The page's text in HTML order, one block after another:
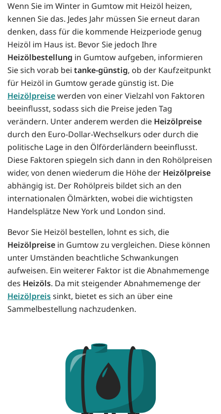
Wenn Sie im Winter in Gumtow mit Heizöl heizen,
kennen Sie das. Jedes Jahr müssen Sie erneut daran
denken, dass für die kommende Heizperiode genug
Heizöl im Haus ist. Bevor Sie jedoch Ihre
Heizölbestellung in Gumtow aufgeben, informieren
Sie sich vorab bei tanke-günstig, ob der Kaufzeitpunkt
für Heizöl in Gumtow gerade günstig ist. Die
Heizölpreisewerden von einer Vielzahl von Faktoren
beeinflusst, sodass sich die Preise jeden Tag
verändern. Unter anderem werden die Heizölpreise
durch den Euro-Dollar-Wechselkurs oder durch die
politische Lage in den Ölförderländern beeinflusst.
Diese Faktoren spiegeln sich dann in den Rohölpreisen
wider, von denen wiederum die Höhe der Heizölpreise
abhängig ist. Der Rohölpreis bildet sich an den
internationalen Ölmärkten, wobei die wichtigsten
Handelsplätze New York und London sind.
Bevor Sie Heizöl bestellen, lohnt es sich, die
Heizölpreise in Gumtow zu vergleichen. Diese können
unter Umständen beachtliche Schwankungen
aufweisen. Ein weiterer Faktor ist die Abnahmemenge
des Heizöls. Da mit steigender Abnahmemenge der
Heizölpreissinkt, bietet es sich an über eine
Sammelbestellung nachzudenken.